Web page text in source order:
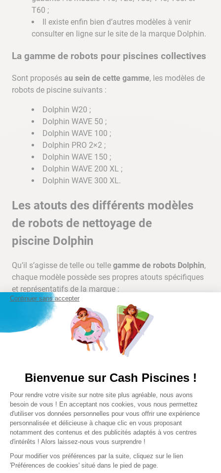
T60 ;
Il existe enfin bien d’autres modèles à venir
consulter en ligne sur le site de la marque Dolphin.
La gamme de robots pour piscines collectives
Sont proposés au sein de cette gamme, les modèles de
robots de piscine suivants :
Dolphin W20 ;
Dolphin WAVE 50 ;
Dolphin WAVE 100 ;
Dolphin PRO 2×2 ;
Dolphin WAVE 150 ;
Dolphin WAVE 200 XL ;
Dolphin WAVE 300 XL.
Les atouts des différents modèles
de robots de nettoyage de
piscine Dolphin
Qu’il s’agisse de telle ou telle gamme de robots Dolphin,
chaque modèle possède ses propres atouts spécifiques
et représentatifs de la marque :
ils sont innovants, car ils font partie des
tout premiers robots intégrant une technologie
électrique innovante ;
ils sont équipés d’un système d’aspiration
puissant capable de retenir des débris de
ils sont autonomes et ne dépendent pas des
systèmes de filtration de votre piscine ;
les robots Dolphin sont équipés d’un algorithme
de nettoyage permettant une couverture optimale,
et ce, quelles que soient la forme et la taille de la
piscine ;
un nettoyage en profondeur de chaque type de
Continuer sans accepter
Bienvenue sur Cash Piscines !
Plateforme de Gestion du
Pour rendre votre visite sur notre site plus agréable, nous avons
besoin de vous ! En acceptant nos cookies, vous nous permettez
d'utiliser vos données personnelles pour vous offrir une expérience
personnalisée et délicieuse à chaque clic en vous proposant
notamment des contenus et des publicités adaptés à vos centres
d'intérêts ! Alors laissez-nous vous surprendre !
Pour modifier vos préférences par la suite, cliquez sur le lien
'Préférences de cookies' situé dans le pied de page.
Axeptio consent